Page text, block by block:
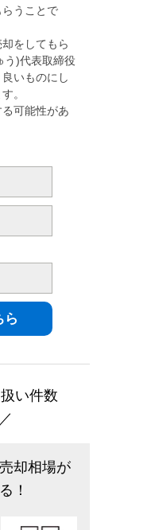
うことで
をしてもら
う)代表取締役
いものにし
。
可能性があ
い件数
却相場が
！